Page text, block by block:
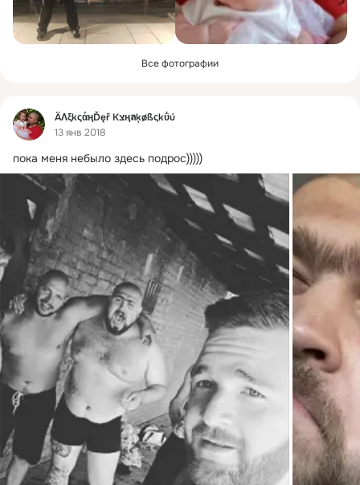
Все фотографии
Фид
ÄΛξkςάңĎęř Кצңลķøßςkΰú
13 янв 2018
пока меня небыло здесь подрос)))))